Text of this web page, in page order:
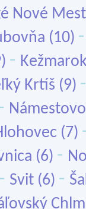
Nové
(10)
-
Krtíš (9)
Námestovo
(7)
(6) -
- Svit (6) -